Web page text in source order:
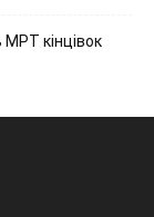
кінцівок